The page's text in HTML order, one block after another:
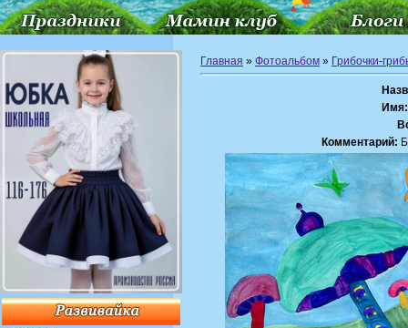
Главная » Фотоальбом » Грибочки-
Имя:
Комментарий: